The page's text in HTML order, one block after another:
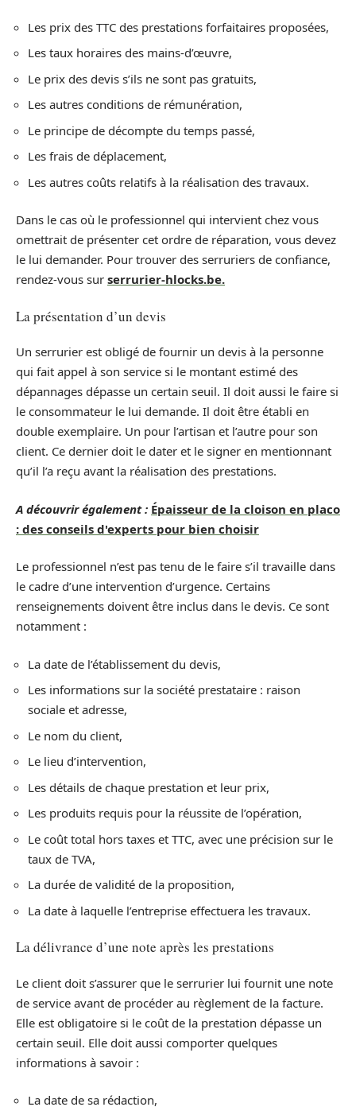
Les prix des TTC des prestations forfaitaires proposées,
Les taux horaires des mains-d’œuvre,
Le prix des devis s’ils ne sont pas gratuits,
Les autres conditions de rémunération,
Le principe de décompte du temps passé,
Les frais de déplacement,
Les autres coûts relatifs à la réalisation des travaux.
Dans le cas où le professionnel qui intervient chez vous
omettrait de présenter cet ordre de réparation, vous devez
le lui demander. Pour trouver des serruriers de confiance,
rendez-vous sur serrurier-hlocks.be.
La présentation d’un devis
Un serrurier est obligé de fournir un devis à la personne
qui fait appel à son service si le montant estimé des
dépannages dépasse un certain seuil. Il doit aussi le faire si
le consommateur le lui demande. Il doit être établi en
double exemplaire. Un pour l’artisan et l’autre pour son
client. Ce dernier doit le dater et le signer en mentionnant
qu’il l’a reçu avant la réalisation des prestations.
A découvrir également : Épaisseur de la cloison en placo
: des conseils d'experts pour bien choisir
Le professionnel n’est pas tenu de le faire s’il travaille dans
le cadre d’une intervention d’urgence. Certains
renseignements doivent être inclus dans le devis. Ce sont
notamment :
La date de l’établissement du devis,
Les informations sur la société prestataire : raison
sociale et adresse,
Le nom du client,
Le lieu d’intervention,
Les détails de chaque prestation et leur prix,
Les produits requis pour la réussite de l’opération,
Le coût total hors taxes et TTC, avec une précision sur le
taux de TVA,
La durée de validité de la proposition,
La date à laquelle l’entreprise effectuera les travaux.
La délivrance d’une note après les prestations
Le client doit s’assurer que le serrurier lui fournit une note
de service avant de procéder au règlement de la facture.
Elle est obligatoire si le coût de la prestation dépasse un
certain seuil. Elle doit aussi comporter quelques
informations à savoir :
La date de sa rédaction,